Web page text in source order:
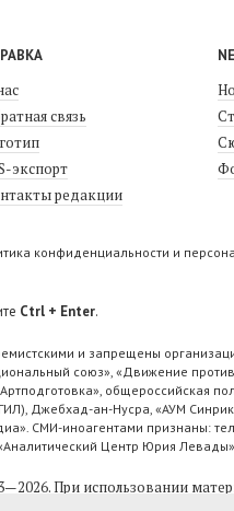
связь
экспорт
редакции
конфиденциальности и
Ctrl + Enter.
и запрещены
союз», «Движение
общероссийская
Джебхад-ан-Нусра, «АУМ
СМИ-иноагентами признаны:
Центр Юрия
При использовании